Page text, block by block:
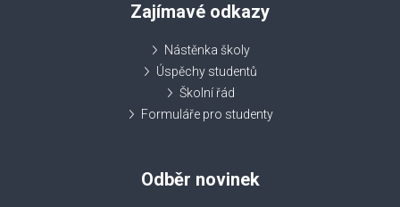
Zajímavé odkazy
Nástěnka školy
Úspěchy studentů
Školní řád
Formuláře pro studenty
Odběr novinek